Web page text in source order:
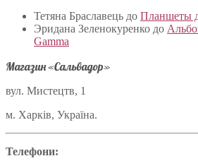
Тетяна Браславець до Планшеты
Эридана Зеленокуренко до
Gamma
Магазин «Сальвадор»
вул. Мистецтв, 1
м. Харків, Україна.
Телефони: